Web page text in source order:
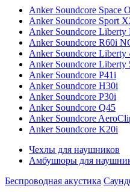
Anker Soundcore Space
Anker Soundcore Sport
Anker Soundcore Liberty
Anker Soundcore R60i
Anker Soundcore Liberty
Anker Soundcore Liberty
Anker Soundcore P41i
Anker Soundcore H30i
Anker Soundcore P30i
Anker Soundcore Q45
Anker Soundcore
Anker Soundcore K20i
Чехлы для наушников
Амбушюры для
Беспроводная акустика